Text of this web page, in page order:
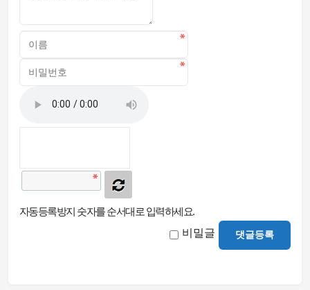
자동등록방지 숫자를 순서대로 입력하세요.
비밀글 댓글등록